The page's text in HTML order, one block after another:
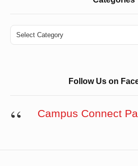
Categories
Follow Us on
Campus Connect